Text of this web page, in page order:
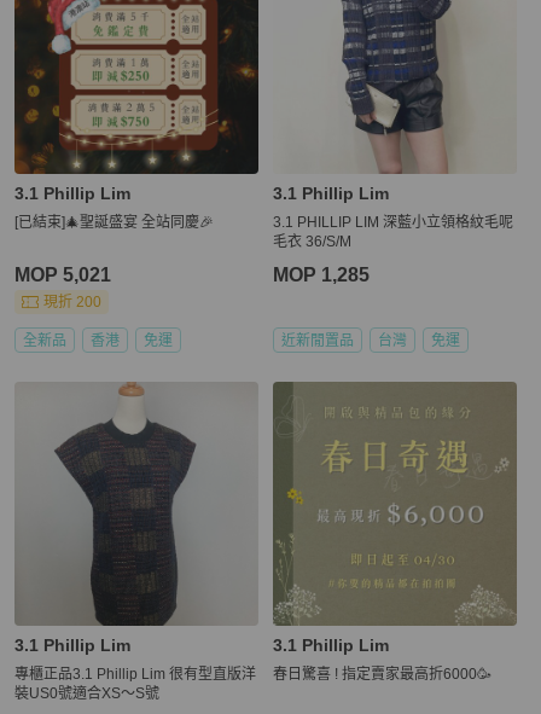
3.1 Phillip Lim
[已結束]🎄聖誕盛宴 全站同慶🎉
MOP 5,021
現折 200
全新品 香港 免運
3.1 Phillip Lim
3.1 PHILLIP LIM 深藍小立領格紋毛呢
毛衣 36/S/M
MOP 1,285
近新閒置品 台灣 免運
3.1 Phillip Lim
專櫃正品3.1 Phillip Lim 很有型直版洋
裝US0號適合XS～S號
3.1 Phillip Lim
春日驚喜 ! 指定賣家最高折6000🥳